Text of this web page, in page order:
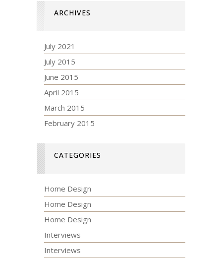
ARCHIVES
July 2021
July 2015
June 2015
April 2015
March 2015
February 2015
CATEGORIES
Home Design
Home Design
Home Design
Interviews
Interviews